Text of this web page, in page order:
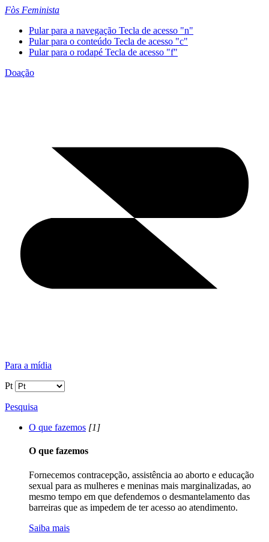
Fòs Feminista
Pular para a navegação Tecla de acesso "n"
Pular para o conteúdo Tecla de acesso "c"
Pular para o rodapé Tecla de acesso "f"
Doação
Para a mídia
Pt
Pesquisa
O que fazemos [1]
O que fazemos
Fornecemos contracepção, assistência ao aborto e educação
sexual para as mulheres e meninas mais marginalizadas, ao
mesmo tempo em que defendemos o desmantelamento das
barreiras que as impedem de ter acesso ao atendimento.
Saiba mais